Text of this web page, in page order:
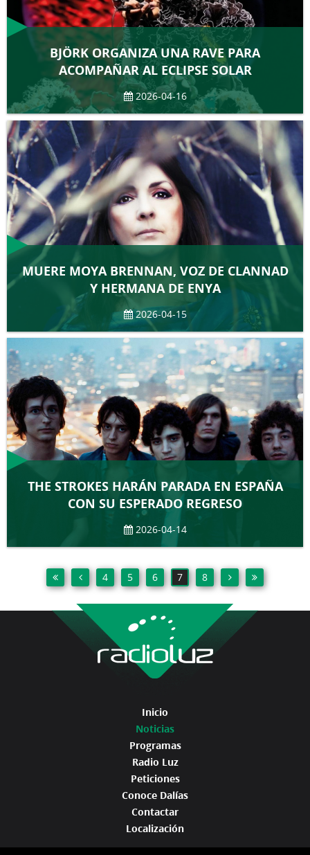
BJÖRK ORGANIZA UNA RAVE PARA
ACOMPAÑAR AL ECLIPSE SOLAR
2026-04-16
MUERE MOYA BRENNAN, VOZ DE CLANNAD
Y HERMANA DE ENYA
2026-04-15
THE STROKES HARÁN PARADA EN ESPAÑA
CON SU ESPERADO REGRESO
2026-04-14
4 5 6 7 8
Inicio
Noticias
Programas
Radio Luz
Peticiones
Conoce Dalías
Contactar
Localización